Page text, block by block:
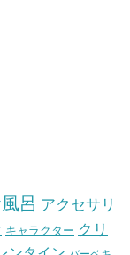
呂 アクセサリ
キャラクター クリ